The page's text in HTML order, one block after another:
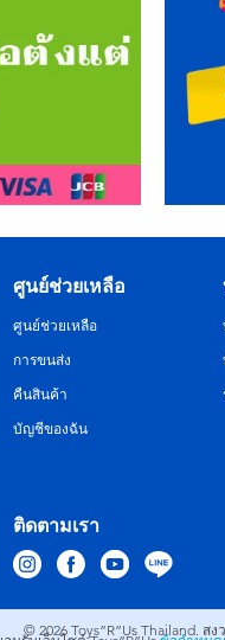
ติดตามเรา
ศูนย์ช่วยเหลือ
ศูนย์ช่วยเหลือ
การขนส่ง
คืนสินค้า
บัญชีของฉัน
© 2026 Toys”R”Us Thailand. ส